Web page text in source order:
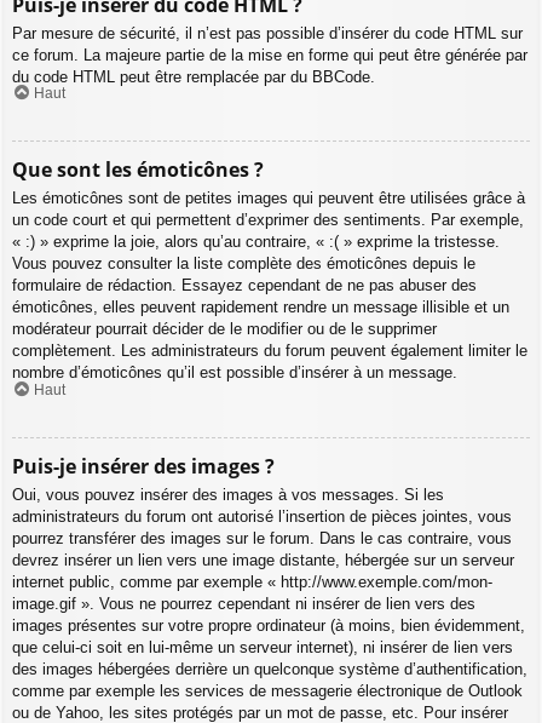
Par mesure de sécurité, il n’est pas possible d’insérer du code HTML sur
ce forum. La majeure partie de la mise en forme qui peut être générée par
du code HTML peut être remplacée par du BBCode.
Haut
Que sont les émoticônes ?
Les émoticônes sont de petites images qui peuvent être utilisées grâce à
un code court et qui permettent d’exprimer des sentiments. Par exemple,
« :) » exprime la joie, alors qu’au contraire, « :( » exprime la tristesse.
Vous pouvez consulter la liste complète des émoticônes depuis le
formulaire de rédaction. Essayez cependant de ne pas abuser des
émoticônes, elles peuvent rapidement rendre un message illisible et un
modérateur pourrait décider de le modifier ou de le supprimer
complètement. Les administrateurs du forum peuvent également limiter le
nombre d’émoticônes qu’il est possible d’insérer à un message.
Haut
Puis-je insérer des images ?
Oui, vous pouvez insérer des images à vos messages. Si les
administrateurs du forum ont autorisé l’insertion de pièces jointes, vous
pourrez transférer des images sur le forum. Dans le cas contraire, vous
devrez insérer un lien vers une image distante, hébergée sur un serveur
internet public, comme par exemple « http://www.exemple.com/mon-
image.gif ». Vous ne pourrez cependant ni insérer de lien vers des
images présentes sur votre propre ordinateur (à moins, bien évidemment,
que celui-ci soit en lui-même un serveur internet), ni insérer de lien vers
des images hébergées derrière un quelconque système d’authentification,
comme par exemple les services de messagerie électronique de Outlook
ou de Yahoo, les sites protégés par un mot de passe, etc. Pour insérer